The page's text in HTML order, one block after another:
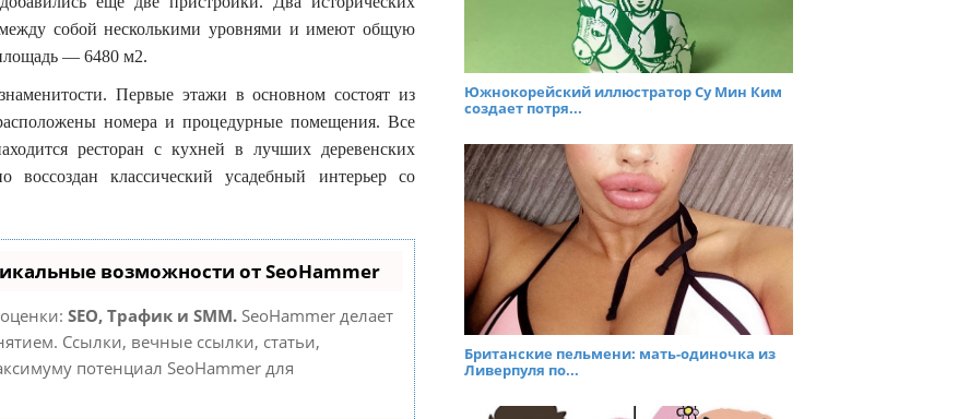
собой несколькими уровнями и имеют общую
— 6480 м2.
Первые этажи в основном состоят из
номера и процедурные помещения. Все
ресторан с кухней в лучших деревенских
классический усадебный интерьер со
возможности от SeoHammer
SEO, Трафик и SMM. SeoHammer делает
Ссылки, вечные ссылки, статьи,
потенциал SeoHammer для
Южнокорейский иллюстратор Су Мин Ким
создает потря...
Британские пельмени: мать-одиночка из
Ливерпуля по...